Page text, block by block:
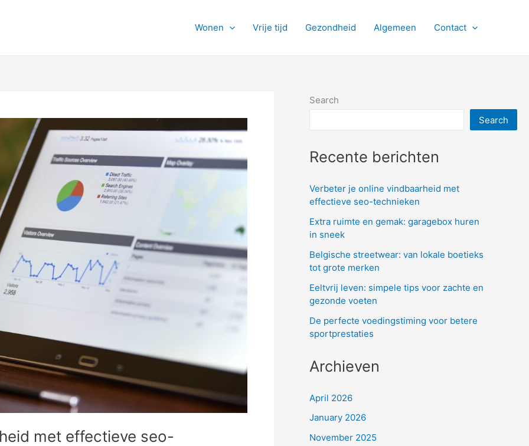
Wonen Vrije tijd Gezondheid Algemeen Contact
met effectieve seo-
Search
Search
Recente berichten
Verbeter je online vindbaarheid met
effectieve seo-technieken
Extra ruimte en gemak: garagebox huren
in sneek
Belgische streetwear: van lokale boetieks
tot grote merken
Eeltvrij leven: simpele tips voor zachte en
gezonde voeten
De perfecte voedingstiming voor betere
sportprestaties
Archieven
April 2026
January 2026
November 2025